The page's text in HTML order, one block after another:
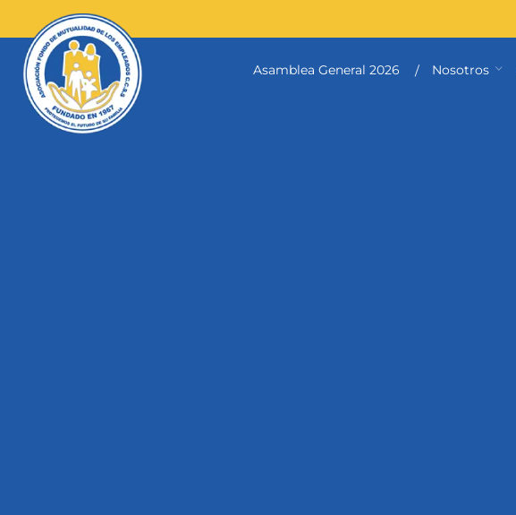
to
content
Asamblea General 2026 Nosotros